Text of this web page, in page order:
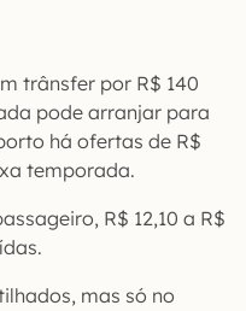
trânsfer por R$ 140
pode arranjar para
há ofertas de R$
temporada.
R$ 12,10 a R$
mas só no